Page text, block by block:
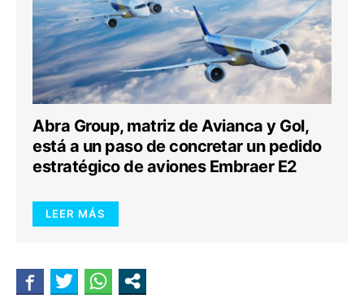
Abra Group, matriz de Avianca y Gol,
está a un paso de concretar un pedido
estratégico de aviones Embraer E2
LEER MÁS